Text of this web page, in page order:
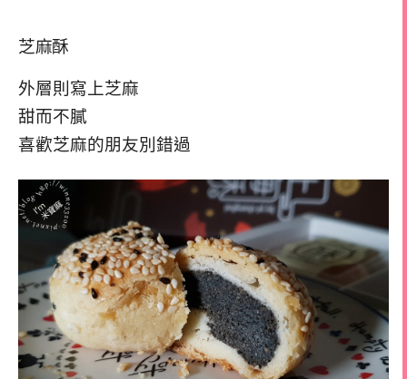
芝麻酥
外層則寫上芝麻
甜而不膩
喜歡芝麻的朋友別錯過